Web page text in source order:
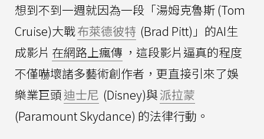
想到不到一週就因為一段「湯姆克魯斯 (Tom
Cruise)大戰布萊德彼特 (Brad Pitt)」的AI生
成影片 在網路上瘋傳 ，這段影片逼真的程度
不僅嚇壞諸多藝術創作者，更直接引來了娛
樂業巨頭迪士尼 (Disney)與派拉蒙
(Paramount Skydance) 的法律行動。